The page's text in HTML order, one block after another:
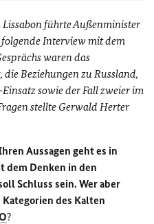
Lissabon führte Außenminister
folgende Interview mit dem
waren das
Beziehungen zu Russland,
sowie der Fall zweier im
stellte Gerwald Herter
Aussagen geht es in
dem Denken in den
Schluss sein. Wer aber
des Kalten
?